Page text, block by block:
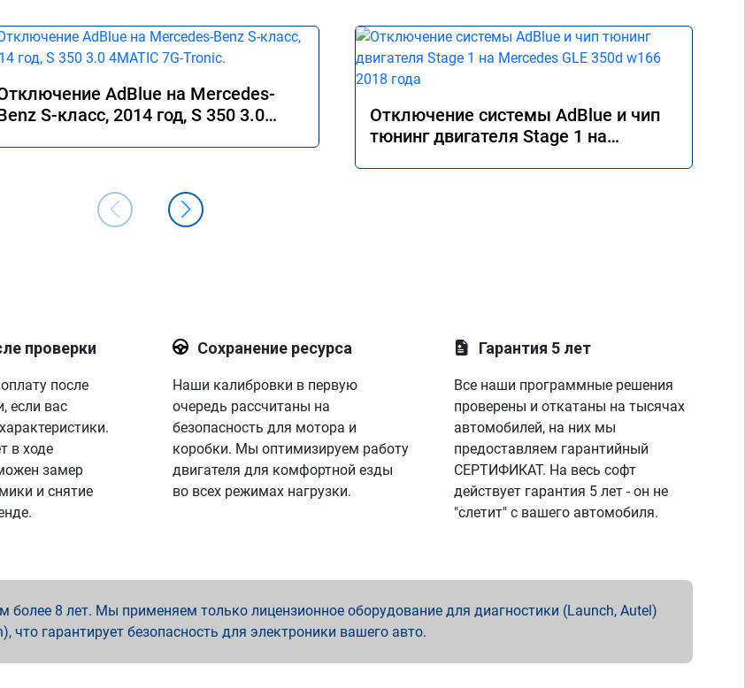
AdBlue на Mercedes-
S-класс, 2014 год, S 350 3.0
Отключение системы AdBlue и чип
тюнинг двигателя Stage 1 на
проверки
после
если вас
в ходе
замер
и снятие
Сохранение ресурса
Наши калибровки в первую
очередь рассчитаны на
безопасность для мотора и
коробки. Мы оптимизируем работу
двигателя для комфортной езды
во всех режимах нагрузки.
Гарантия 5 лет
Все наши программные решения
проверены и откатаны на тысячах
автомобилей, на них мы
предоставляем гарантийный
СЕРТИФИКАТ. На весь софт
действует гарантия 5 лет - он не
"слетит" с вашего автомобиля.
8 лет. Мы применяем только лицензионное оборудование для диагностики (Launch, Autel)
что гарантирует безопасность для электроники вашего авто.